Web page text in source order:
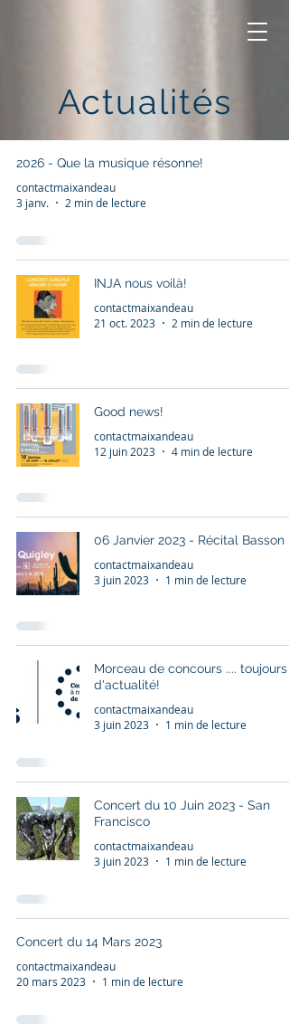
Actualités
2026 - Que la musique résonne!
contactmaixandeau
3 janv.
2 min de lecture
INJA nous voilà!
contactmaixandeau
21 oct. 2023
2 min de lecture
Good news!
contactmaixandeau
12 juin 2023
4 min de lecture
06 Janvier 2023 - Récital Basson
contactmaixandeau
3 juin 2023
1 min de lecture
Morceau de concours .... toujours
d'actualité!
contactmaixandeau
3 juin 2023
1 min de lecture
Concert du 10 Juin 2023 - San
Francisco
contactmaixandeau
3 juin 2023
1 min de lecture
Concert du 14 Mars 2023
contactmaixandeau
20 mars 2023
1 min de lecture